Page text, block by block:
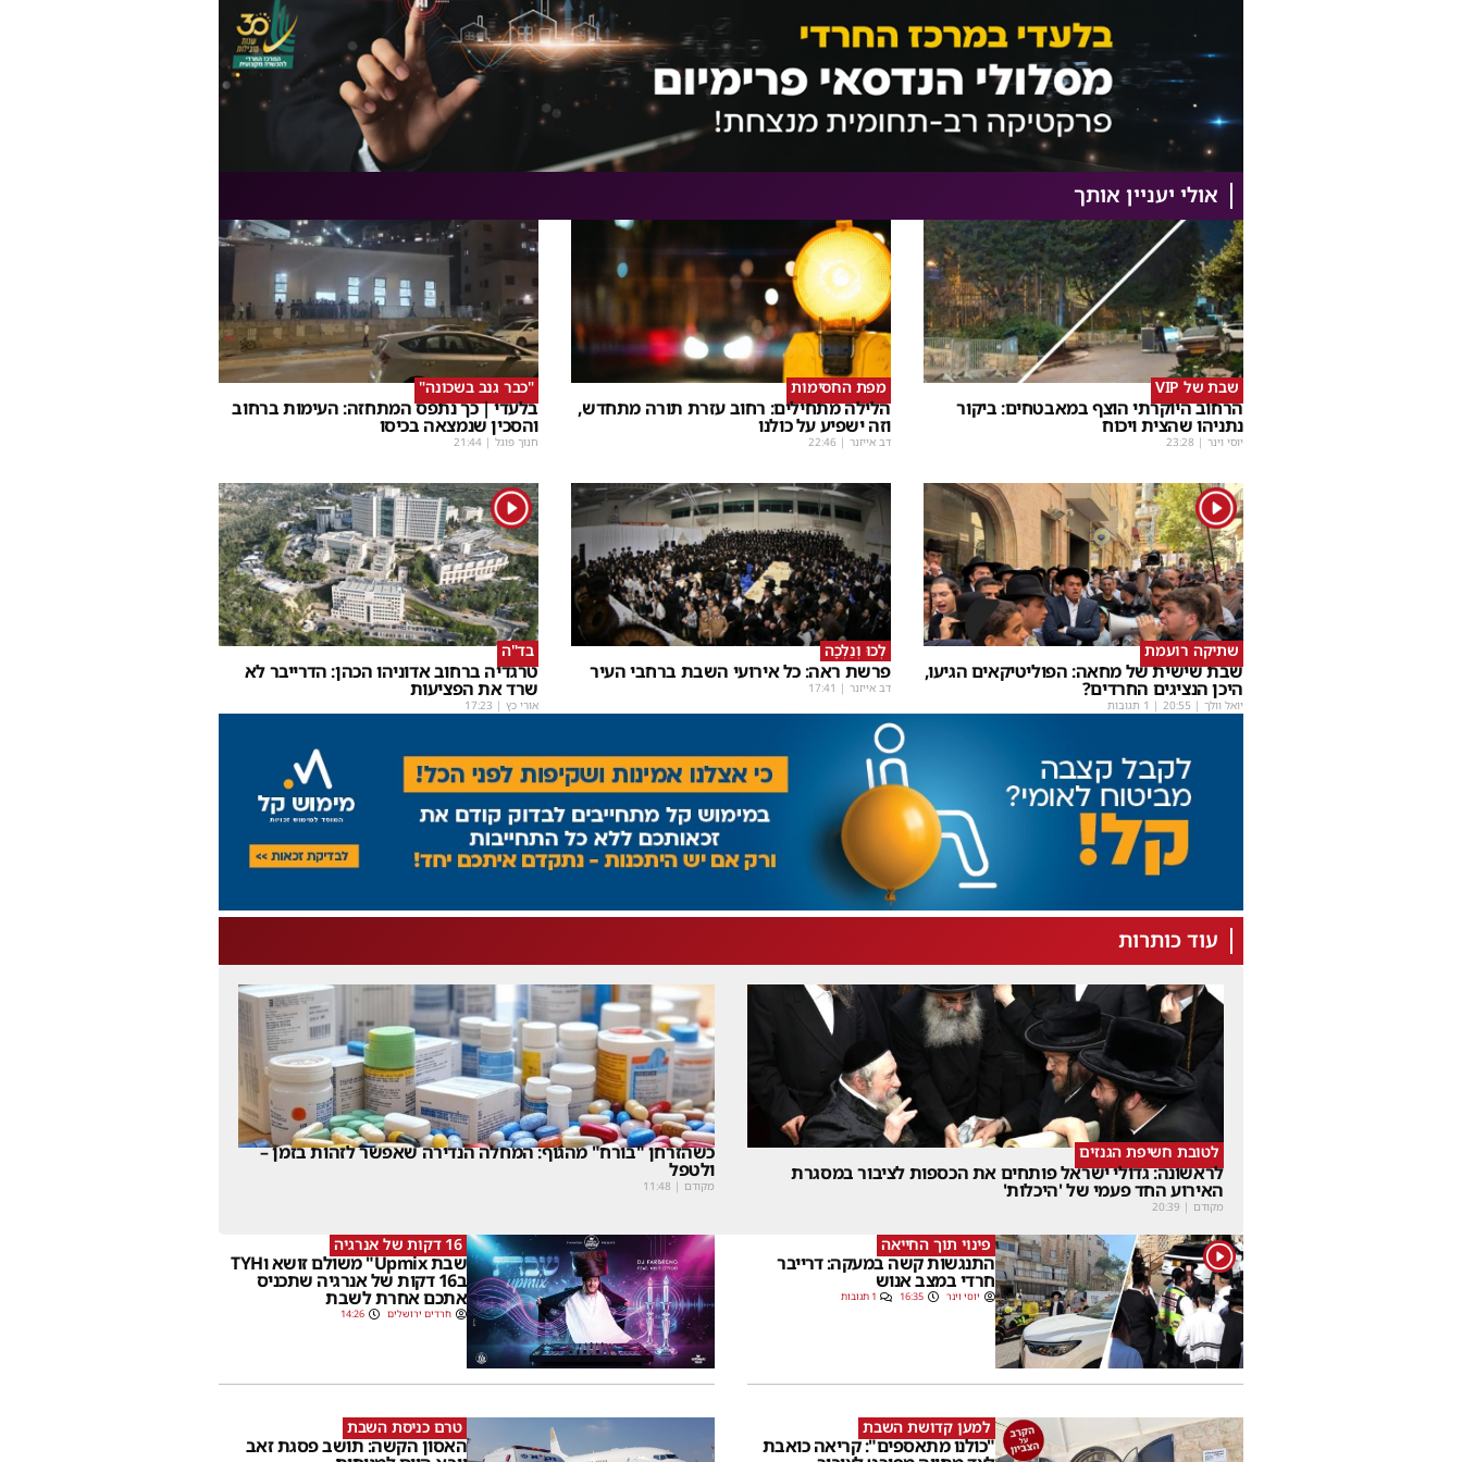
אולי יעניין אותך
שבת של VIP
הרחוב היוקרתי הוצף במאבטחים: ביקור
נתניהו שהצית ויכוח
יוסי וינר |
23:28
מפת החסימות
הלילה מתחילים: רחוב עזרת תורה מתחדש,
וזה ישפיע על כולנו
דב אייזנר |
22:46
"כבר גנב בשכונה"
בלעדי | כך נתפס המתחזה: העימות ברחוב
והסכין שנמצאה בכיסו
חנוך פוגל |
21:44
1
שתיקה רועמת
שבת שישית של מחאה: הפוליטיקאים הגיעו,
היכן הנציגים החרדים?
יואל וולך |
20:55 | 1 תגובות
לְכוּ וְנֵלְכָה
פרשת ראה: כל אירועי השבת ברחבי העיר
דב אייזנר |
17:41
1
בד"ה
טרגדיה ברחוב אדוניהו הכהן: הדרייבר לא
שרד את הפציעות
אורי כץ |
17:23
עוד כותרות
לטובת חשיפת הגנזים
לראשונה: גדולי ישראל פותחים את הכספות לציבור במסגרת
האירוע החד פעמי של 'היכלות'
מקודם |
20:39
כשהזרחן "בורח" מהגוף: המחלה הנדירה שאפשר לזהות בזמן –
ולטפל
מקודם |
11:48
1 פינוי תוך החייאה
התנגשות קשה במעקה: דרייבר
חרדי במצב אנוש
יוסי וינר 16:35 1 תגובות
16 דקות של אנרגיה
שבת Upmix" משולם זושא וTYH
ב16 דקות של אנרגיה שתכניס
אתכם אחרת לשבת
חרדים ירושלים 14:26
למען קדושת השבת
"כולנו מתאספים": קריאה כואבת
טרם כניסת השבת
האסון הקשה: תושב פסגת זאב